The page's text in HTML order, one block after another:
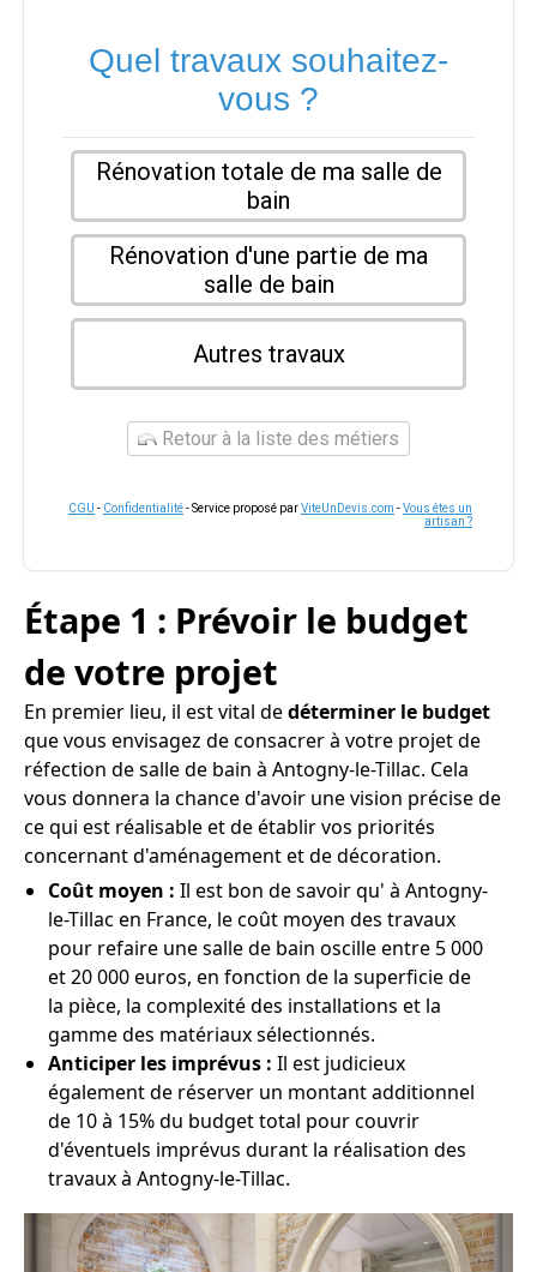
Quel travaux souhaitez-
vous ?
Rénovation totale de ma salle de
bain
Rénovation d'une partie de ma
salle de bain
Autres travaux
Retour à la liste des métiers
CGU - Confidentialité- Service proposé parViteUnDevis.com -Vous êtes un
artisan ?
Étape 1 : Prévoir le budget
de votre projet
En premier lieu, il est vital dedéterminer le budget
que vous envisagez de consacrer à votre projet de
réfection de salle de bain à Antogny-le-Tillac. Cela
vous donnera la chance d'avoir une vision précise de
ce qui est réalisable et de établir vos priorités
concernant d'aménagement et de décoration.
Coût moyen : Il est bon de savoir qu' à Antogny-
le-Tillac en France, le coût moyen des travaux
pour refaire une salle de bain oscille entre 5 000
et 20 000 euros, en fonction de la superficie de
la pièce, la complexité des installations et la
gamme des matériaux sélectionnés.
Anticiper les imprévus : Il est judicieux
également de réserver un montant additionnel
de 10 à 15% du budget total pour couvrir
d'éventuels imprévus durant la réalisation des
travaux à Antogny-le-Tillac.